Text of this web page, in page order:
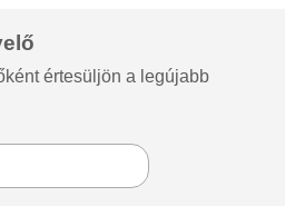
értesüljön a legújabb